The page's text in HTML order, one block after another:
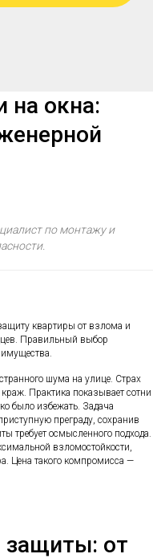
на окна:
по монтажу и
квартиры от взлома и
Правильный выбор
имущества.
шума на улице. Страх
Практика показывает сотни
было избежать. Задача
преграду, сохранив
требует осмысленного подхода.
взломостойкости,
Цена такого компромисса —
защиты: от